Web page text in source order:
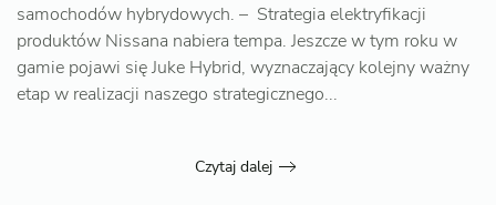
samochodów hybrydowych. – Strategia elektryfikacji
produktów Nissana nabiera tempa. Jeszcze w tym roku w
gamie pojawi się Juke Hybrid, wyznaczający kolejny ważny
etap w realizacji naszego strategicznego...
Czytaj dalej